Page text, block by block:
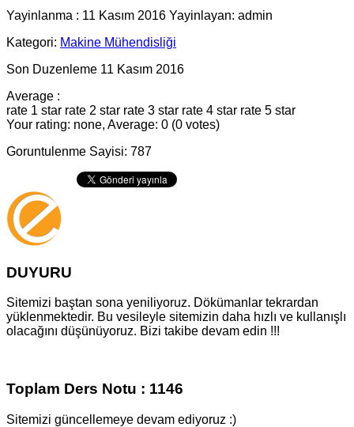
Yayinlanma : 11 Kasım 2016 Yayinlayan: admin
Kategori: Makine Mühendisliği
Son Duzenleme 11 Kasım 2016
Average :
rate 1 star rate 2 star rate 3 star rate 4 star rate 5 star
Your rating: none, Average: 0 (0 votes)
Goruntulenme Sayisi: 787
DUYURU
Sitemizi baştan sona yeniliyoruz. Dökümanlar tekrardan
yüklenmektedir. Bu vesileyle sitemizin daha hızlı ve kullanışlı
olacağını düşünüyoruz. Bizi takibe devam edin !!!
Toplam Ders Notu : 1146
Sitemizi güncellemeye devam ediyoruz :)